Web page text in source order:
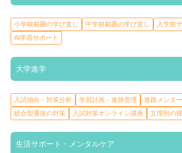
小学校範囲の学び直し 中学校範囲の学び直し
入学前
AI学習サポート
大学進学
入試傾向・対策分析 学習計画・進捗管理 進路メンター
総合型選抜の対策
入試対策オンライン講座 文理別の
生活サポート・メンタルケア